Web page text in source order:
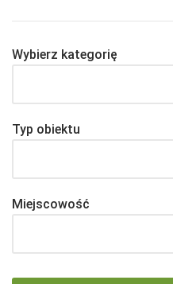
Wybierz kategorię
Typ obiektu
Miejscowość